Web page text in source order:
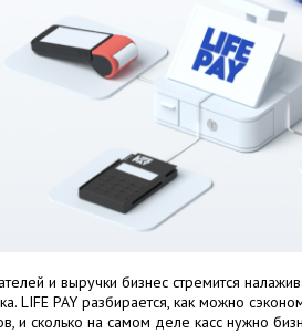
и выручки бизнес стремится
LIFE PAY разбирается, как можно
и сколько на самом деле касс нужно